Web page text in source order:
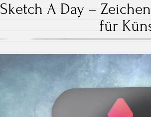
Sketch A Day –
für